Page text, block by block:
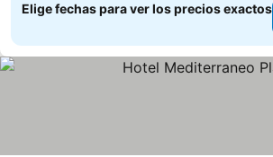
Elige fechas para ver los precios exactos